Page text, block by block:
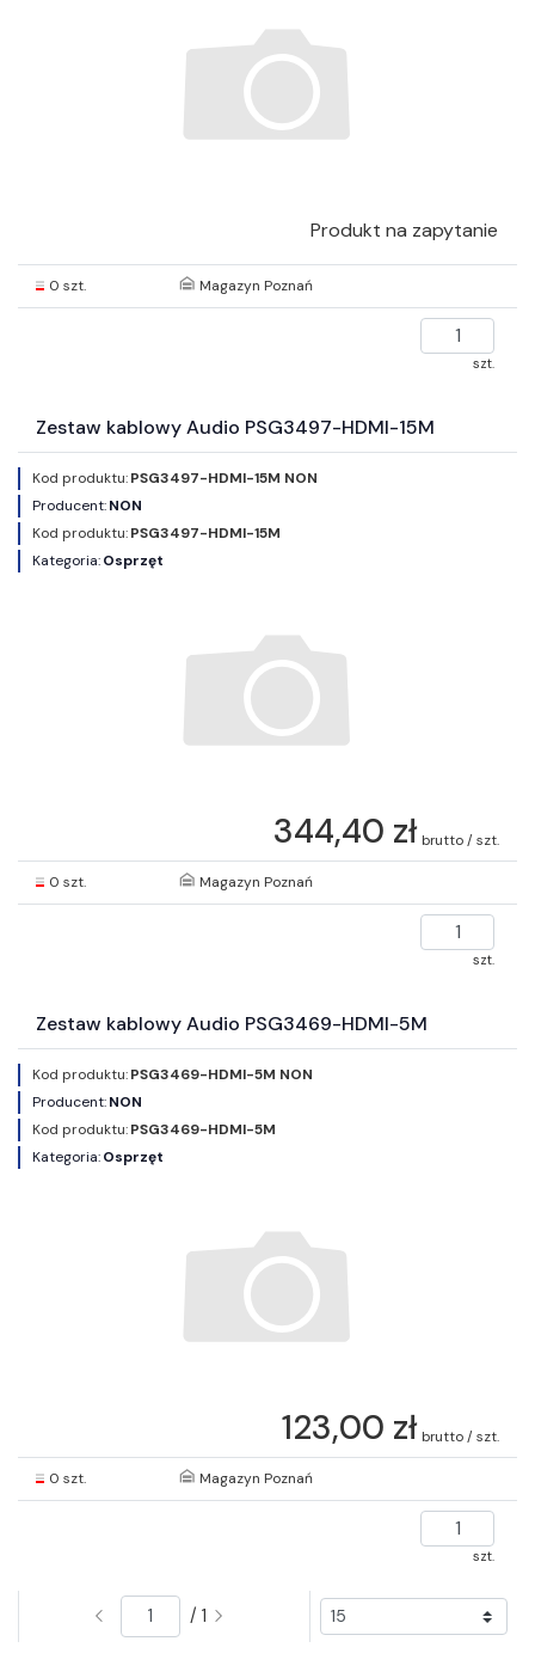
Produkt na zapytanie
0 szt. Magazyn Poznań
szt.
Zestaw kablowy Audio PSG3497-HDMI-15M
Kod produktu:PSG3497-HDMI-15M NON
Producent:NON
Kod produktu:PSG3497-HDMI-15M
Kategoria:Osprzęt
344,40 zł brutto / szt.
0 szt. Magazyn Poznań
szt.
Zestaw kablowy Audio PSG3469-HDMI-5M
Kod produktu:PSG3469-HDMI-5M NON
Producent:NON
Kod produktu:PSG3469-HDMI-5M
Kategoria:Osprzęt
123,00 zł brutto / szt.
0 szt. Magazyn Poznań
szt.
/ 1